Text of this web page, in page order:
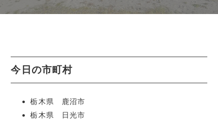
今日の市町村
栃木県 鹿沼市
栃木県 日光市